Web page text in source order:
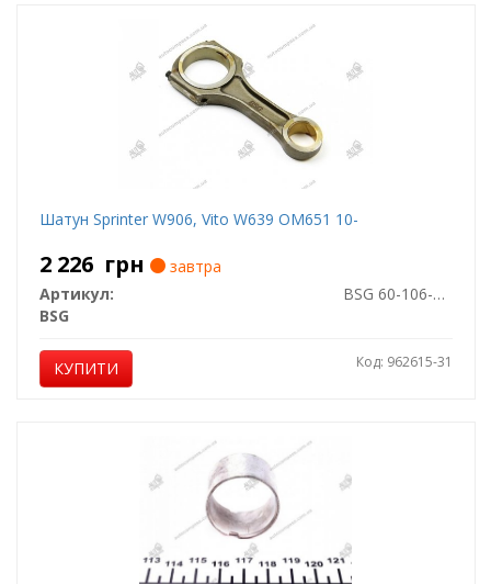
Шатун Sprinter W906, Vito W639 OM651 10-
2 226 грн
завтра
Артикул:
BSG 60-106-002
BSG
КУПИТИ Код: 962615-31